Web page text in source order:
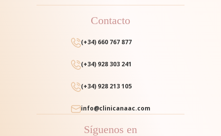
Contacto
(+34) 660 767 877
(+34) 928 303 241
(+34) 928 213 105
info@clinicanaac.com
Síguenos en